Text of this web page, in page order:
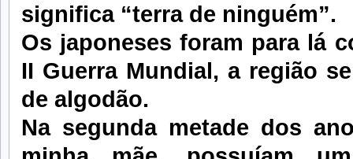
significa “terra de ninguém”.
Os japoneses foram para lá
II Guerra Mundial, a região
de algodão.
Na segunda metade dos